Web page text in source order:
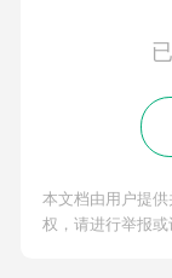
本文档由用户提
权，请进行举报或